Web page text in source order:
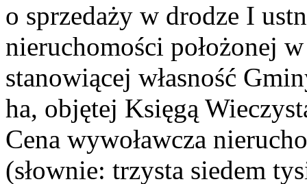
o sprzedaży w drodze I
nieruchomości położonej
stanowiącej własność
ha, objętej Księgą
Cena wywoławcza
(słownie: trzysta siedem